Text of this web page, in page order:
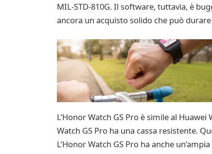
MIL-STD-810G. Il software, tuttavia, è
ancora un acquisto solido che può
L’Honor Watch GS Pro è simile al
Watch GS Pro ha una cassa resistente.
L’Honor Watch GS Pro ha anche